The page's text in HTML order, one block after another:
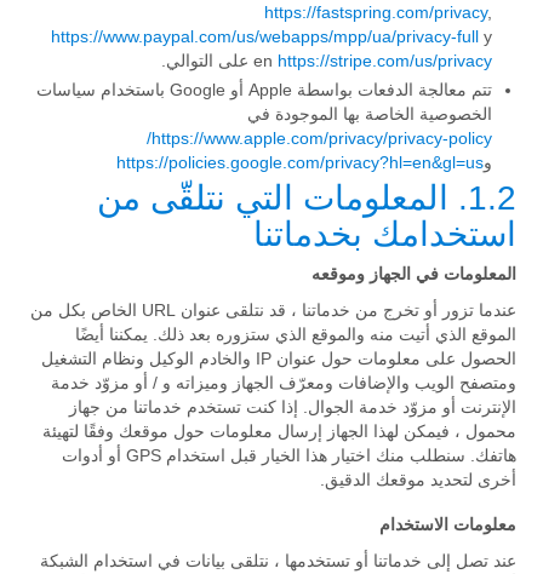
https://fastspring.com/privacy,
https://www.paypal.com/us/webapps/mpp/ua/privacy-fully
en https://stripe.com/us/privacy
على التوالي.
تتم معالجة الدفعات بواسطة Apple أو Google باستخدام سياسات
الخصوصية الخاصة بها الموجودة في
https://www.apple.com/privacy/privacy-policy/
وhttps://policies.google.com/privacy?hl=en&gl=us
1.2. المعلومات التي نتلقّى من
استخدامك بخدماتنا
المعلومات في الجهاز وموقعه
عندما تزور أو تخرج من خدماتنا ، قد نتلقى عنوان URL الخاص بكل من
الموقع الذي أتيت منه والموقع الذي ستزوره بعد ذلك. يمكننا أيضًا
الحصول على معلومات حول عنوان IP والخادم الوكيل ونظام التشغيل
ومتصفح الويب والإضافات ومعرّف الجهاز وميزاته و / أو مزوّد خدمة
الإنترنت أو مزوّد خدمة الجوال. إذا كنت تستخدم خدماتنا من جهاز
محمول ، فيمكن لهذا الجهاز إرسال معلومات حول موقعك وفقًا لتهيئة
هاتفك. سنطلب منك اختيار هذا الخيار قبل استخدام GPS أو أدوات
أخرى لتحديد موقعك الدقيق.
معلومات الاستخدام
عند تصل إلى خدماتنا أو تستخدمها ، نتلقى بيانات في استخدام الشبكة